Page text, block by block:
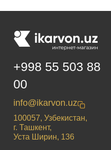
+998 55 503 88
00
info@ikarvon.uz
100057, Узбекистан,
г. Ташкент,
Уста Ширин, 136